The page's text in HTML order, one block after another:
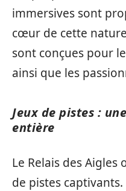
immersives sont
cœur de cette
sont conçues pour
ainsi que les
Jeux de pistes :
entière
Le Relais des
de pistes